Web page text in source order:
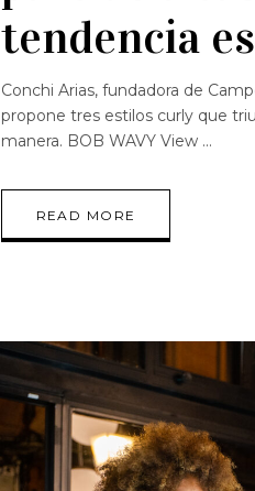
tendencia
Conchi Arias, fundadora de
propone tres estilos curly que
manera. BOB WAVY View
READ MORE